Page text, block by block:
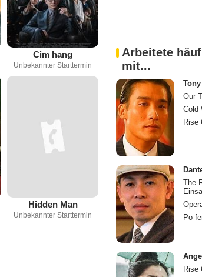
Cim hang
Unbekannter Starttermin
Hidden Man
Unbekannter Starttermin
Arbeitete
mit...
Our
Cold
Rise
The
Po
Rise